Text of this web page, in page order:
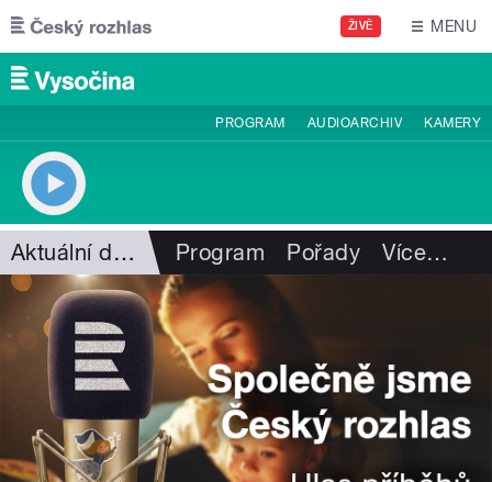
Přejít k hlavnímu obsahu
ŽIVĚ MENU
PROGRAM AUDIOARCHIV KAMERY
Aktuální dění Program Pořady Více…